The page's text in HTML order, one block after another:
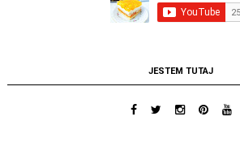
JESTEM TUTAJ